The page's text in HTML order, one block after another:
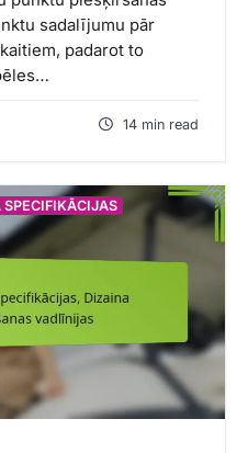
sadalījumu pār
padarot to
14 min read